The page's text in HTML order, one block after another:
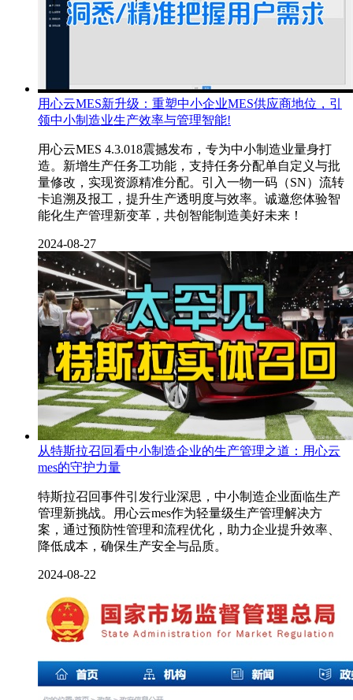
用心云MES新升级：重塑中小企业MES供应商地位，引
领中小制造业生产效率与管理智能!
用心云MES 4.3.018震撼发布，专为中小制造业量身打
造。新增生产任务工功能，支持任务分配单自定义与批
量修改，实现资源精准分配。引入一物一码（SN）流转
卡追溯及报工，提升生产透明度与效率。诚邀您体验智
能化生产管理新变革，共创智能制造美好未来！
2024-08-27
从特斯拉召回看中小制造企业的生产管理之道：用心云
mes的守护力量
特斯拉召回事件引发行业深思，中小制造企业面临生产
管理新挑战。用心云mes作为轻量级生产管理解决方
案，通过预防性管理和流程优化，助力企业提升效率、
降低成本，确保生产安全与品质。
2024-08-22